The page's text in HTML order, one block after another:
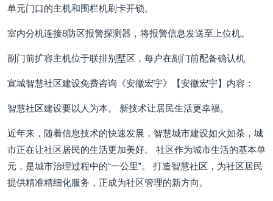
单元门口的主机和围栏机刷卡开锁。
室内分机连接8防区报警探测器，将报警信息发送至上位机。
副门前扩容主机位于联排别墅区，每户在副门前配备确认机
宣城智慧社区建设免费咨询《安徽宏宇》【安徽宏宇】内容：
智慧社区建设要以人为本。 新技术让居民生活更幸福。
近年来，随着信息技术的快速发展，智慧城市建设如火如荼，城
市正在让社区居民的生活更加美好。 社区作为城市生活的基本单
元，是城市治理过程中的“一公里”。 打造智慧社区，为社区居民
提供精准精细化服务，正成为社区管理的新方向。